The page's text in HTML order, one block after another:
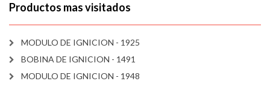
Productos mas visitados
MODULO DE IGNICION - 1925
BOBINA DE IGNICION - 1491
MODULO DE IGNICION - 1948